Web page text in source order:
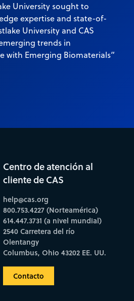
University sought to
expertise and state-of-
University and CAS
trends in
with Emerging Biomaterials”
Centro de atención al
cliente de CAS
help@cas.org
800.753.4227 (Norteamérica)
614.447.3731 (a nivel mundial)
2540 Carretera del río
Olentangy
Columbus, Ohio 43202 EE. UU.
Contacto